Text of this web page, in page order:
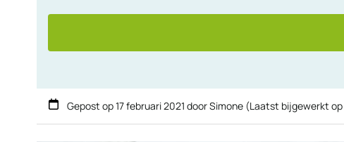
Gepost op17 februari 2021 doorSimone (Laatst bijgewerkt op